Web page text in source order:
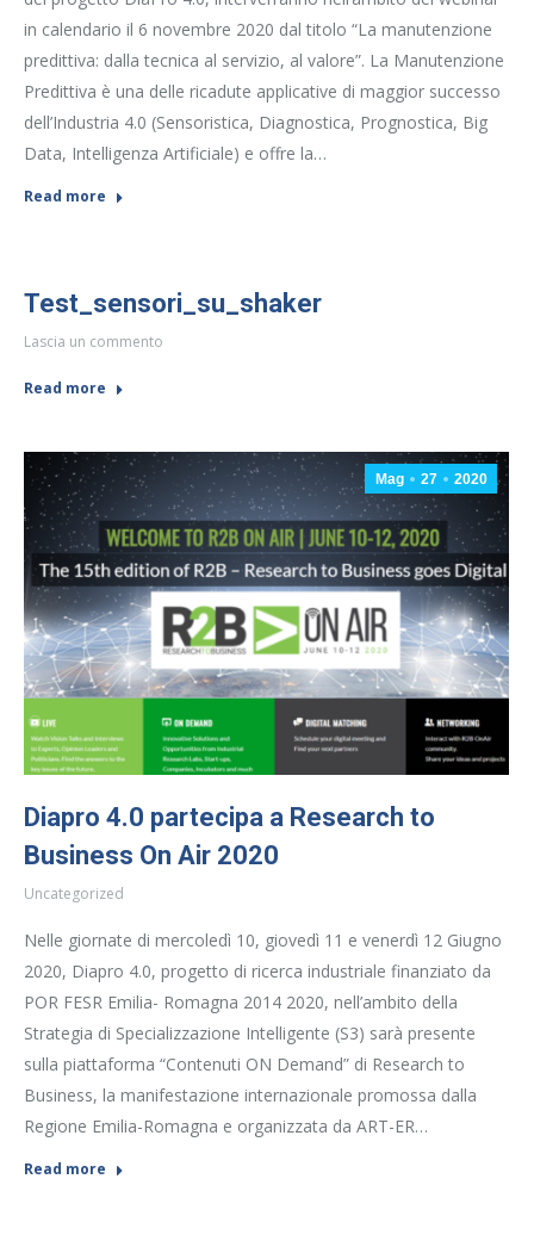
in calendario il 6 novembre 2020 dal titolo “La manutenzione
predittiva: dalla tecnica al servizio, al valore”. La Manutenzione
Predittiva è una delle ricadute applicative di maggior successo
dell’Industria 4.0 (Sensoristica, Diagnostica, Prognostica, Big
Data, Intelligenza Artificiale) e offre la…
Read more
Test_sensori_su_shaker
Lascia un commento
Read more
Mag 27 2020
Diapro 4.0 partecipa a Research to
Business On Air 2020
Uncategorized
Nelle giornate di mercoledì 10, giovedì 11 e venerdì 12 Giugno
2020, Diapro 4.0, progetto di ricerca industriale finanziato da
POR FESR Emilia- Romagna 2014 2020, nell’ambito della
Strategia di Specializzazione Intelligente (S3) sarà presente
sulla piattaforma “Contenuti ON Demand” di Research to
Business, la manifestazione internazionale promossa dalla
Regione Emilia-Romagna e organizzata da ART-ER…
Read more